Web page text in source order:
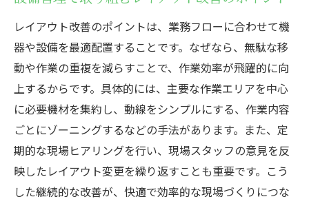
レイアウト改善のポイントは、業務フローに合わせて機
器や設備を最適配置することです。なぜなら、無駄な移
動や作業の重複を減らすことで、作業効率が飛躍的に向
上するからです。具体的には、主要な作業エリアを中心
に必要機材を集約し、動線をシンプルにする、作業内容
ごとにゾーニングするなどの手法があります。また、定
期的な現場ヒアリングを行い、現場スタッフの意見を反
映したレイアウト変更を繰り返すことも重要です。こう
した継続的な改善が、快適で効率的な現場づくりにつな